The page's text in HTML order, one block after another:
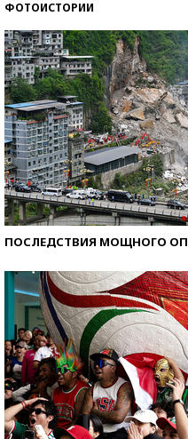
ФОТОИСТОРИИ
ПОСЛЕДСТВИЯ МОЩНОГО